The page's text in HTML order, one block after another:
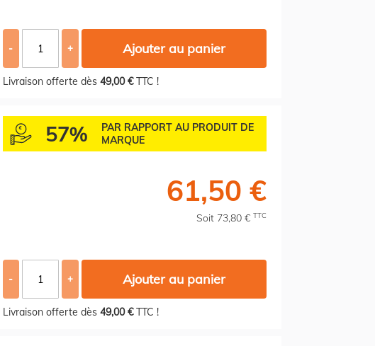
- + Ajouter au panier
Livraison offerte dès 49,00 €TTC !
57%
PAR RAPPORT AU PRODUIT DE
MARQUE
61,50 €
Soit 73,80 € TTC
- + Ajouter au panier
Livraison offerte dès 49,00 €TTC !